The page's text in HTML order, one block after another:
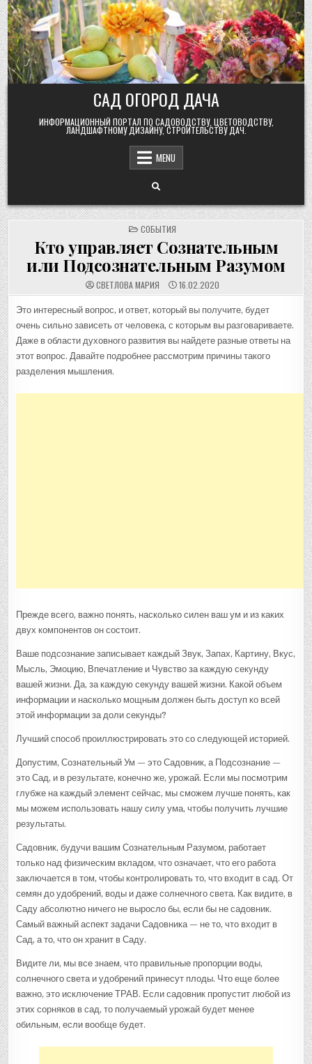
Skip
to
content
САД ОГОРОД ДАЧА
ИНФОРМАЦИОННЫЙ ПОРТАЛ ПО САДОВОДСТВУ, ЦВЕТОВОДСТВУ,
ЛАНДШАФТНОМУ ДИЗАЙНУ, СТРОИТЕЛЬСТВУ ДАЧ.
MENU
POSTED
IN
СОБЫТИЯ
Кто управляет Сознательным
или Подсознательным Разумом
СВЕТЛОВА МАРИЯ 16.02.2020
Это интересный вопрос, и ответ, который вы получите, будет
очень сильно зависеть от человека, с которым вы разговариваете.
Даже в области духовного развития вы найдете разные ответы на
этот вопрос. Давайте подробнее рассмотрим причины такого
разделения мышления.
Прежде всего, важно понять, насколько силен ваш ум и из каких
двух компонентов он состоит.
Ваше подсознание записывает каждый Звук, Запах, Картину, Вкус,
Мысль, Эмоцию, Впечатление и Чувство за каждую секунду
вашей жизни. Да, за каждую секунду вашей жизни. Какой объем
информации и насколько мощным должен быть доступ ко всей
этой информации за доли секунды?
Лучший способ проиллюстрировать это со следующей историей.
Допустим, Сознательный Ум — это Садовник, а Подсознание —
это Сад, и в результате, конечно же, урожай. Если мы посмотрим
глубже на каждый элемент сейчас, мы сможем лучше понять, как
мы можем использовать нашу силу ума, чтобы получить лучшие
результаты.
Садовник, будучи вашим Сознательным Разумом, работает
только над физическим вкладом, что означает, что его работа
заключается в том, чтобы контролировать то, что входит в сад. От
семян до удобрений, воды и даже солнечного света. Как видите, в
Саду абсолютно ничего не выросло бы, если бы не садовник.
Самый важный аспект задачи Садовника — не то, что входит в
Сад, а то, что он хранит в Саду.
Видите ли, мы все знаем, что правильные пропорции воды,
солнечного света и удобрений принесут плоды. Что еще более
важно, это исключение ТРАВ. Если садовник пропустит любой из
этих сорняков в сад, то получаемый урожай будет менее
обильным, если вообще будет.